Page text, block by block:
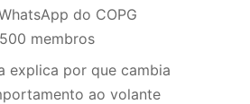
do COPG
membros
explica por que cambia
ao volante